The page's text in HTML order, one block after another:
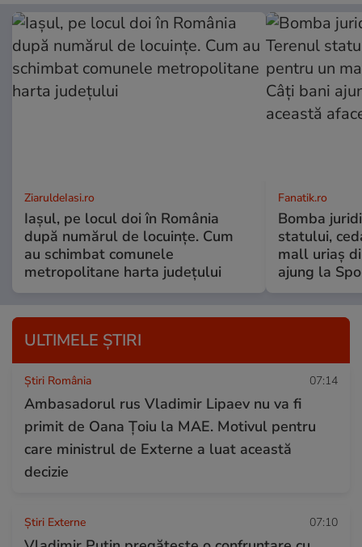
ZiaruldeIasi.ro
Iașul, pe locul doi în România
după numărul de locuințe. Cum
au schimbat comunele
metropolitane harta județului
Fanatik.ro
Bomba
statului,
mall uriaș
ajung la
ULTIMELE ȘTIRI
Știri România 07:14
Ambasadorul rus Vladimir Lipaev nu va fi
primit de Oana Țoiu la MAE. Motivul pentru
care ministrul de Externe a luat această
decizie
Știri Externe 07:10